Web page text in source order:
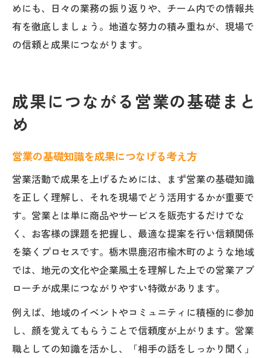
めにも、日々の業務の振り返りや、チーム内での情報共
有を徹底しましょう。地道な努力の積み重ねが、現場で
の信頼と成果につながります。
成果につながる営業の基礎まと
め
営業の基礎知識を成果につなげる考え方
営業活動で成果を上げるためには、まず営業の基礎知識
を正しく理解し、それを現場でどう活用するかが重要で
す。営業とは単に商品やサービスを販売するだけでな
く、お客様の課題を把握し、最適な提案を行い信頼関係
を築くプロセスです。栃木県鹿沼市楡木町のような地域
では、地元の文化や企業風土を理解した上での営業アプ
ローチが成果につながりやすい特徴があります。
例えば、地域のイベントやコミュニティに積極的に参加
し、顔を覚えてもらうことで信頼度が上がります。営業
職としての知識を活かし、「相手の話をしっかり聞く」